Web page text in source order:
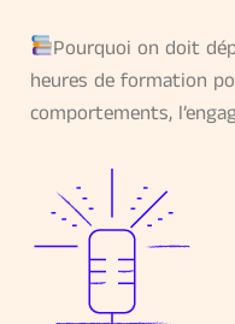
Pourquoi on doit
heures de formation
comportements,